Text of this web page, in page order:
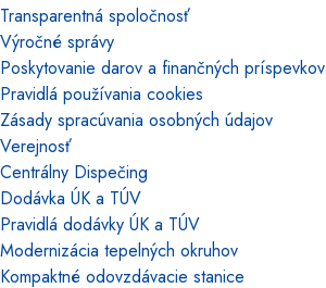
Transparentná spoločnosť
Výročné správy
Poskytovanie darov a finančných príspevkov
Pravidlá používania cookies
Zásady spracúvania osobných údajov
Verejnosť
Centrálny Dispečing
Dodávka ÚK a TÚV
Pravidlá dodávky ÚK a TÚV
Modernizácia tepelných okruhov
Kompaktné odovzdávacie stanice